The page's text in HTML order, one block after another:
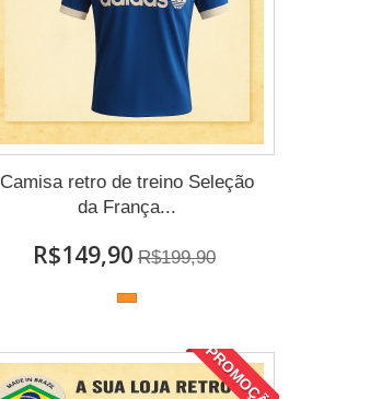
Camisa retro de treino Seleção
da França...
R$149,90 R$199,90
PROMOÇÃO!